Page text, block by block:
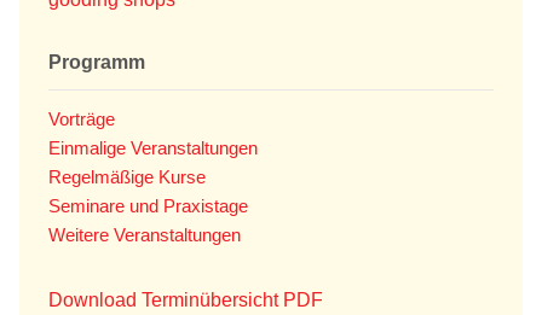
Programm
Vorträge
Einmalige Veranstaltungen
Regelmäßige Kurse
Seminare und Praxistage
Weitere Veranstaltungen
Download Terminübersicht PDF